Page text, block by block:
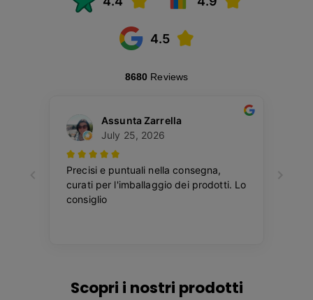
Scopri i nostri prodotti